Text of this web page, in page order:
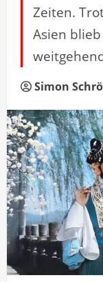
Zeiten.
Asien
Simon